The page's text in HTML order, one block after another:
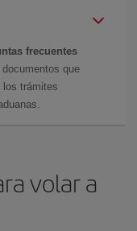
frecuentes
que
los trámites
volar a